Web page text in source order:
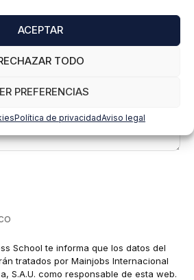
ACEPTAR
TODO
PREFERENCIAS
Política de privacidadAviso legal
School te informa que los datos del
tratados por Mainjobs Internacional
S.A.U. como responsable de esta web.